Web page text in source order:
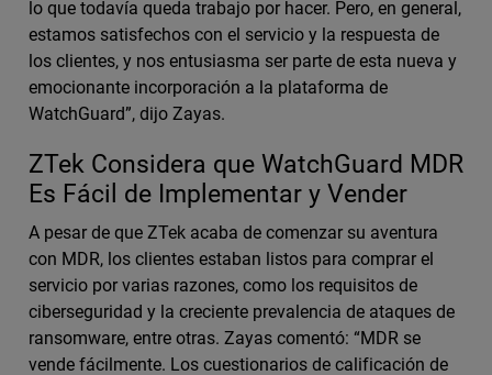
lo que todavía queda trabajo por hacer. Pero, en general,
estamos satisfechos con el servicio y la respuesta de
los clientes, y nos entusiasma ser parte de esta nueva y
emocionante incorporación a la plataforma de
WatchGuard”, dijo Zayas.
ZTek Considera que WatchGuard MDR
Es Fácil de Implementar y Vender
A pesar de que ZTek acaba de comenzar su aventura
con MDR, los clientes estaban listos para comprar el
servicio por varias razones, como los requisitos de
ciberseguridad y la creciente prevalencia de ataques de
ransomware, entre otras. Zayas comentó: “MDR se
vende fácilmente. Los cuestionarios de calificación de